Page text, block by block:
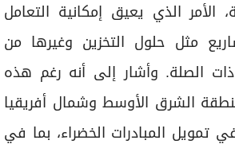
الأمر الذي يعيق إمكانية التعامل
مثل حلول التخزين وغيرها من
ذات الصلة. وأشار إلى أنه رغم هذه
الشرق الأوسط وشمال أفريقيا
تمويل المبادرات الخضراء، بما في